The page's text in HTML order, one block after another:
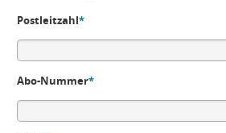
Postleitzahl*
Abo-Nummer*